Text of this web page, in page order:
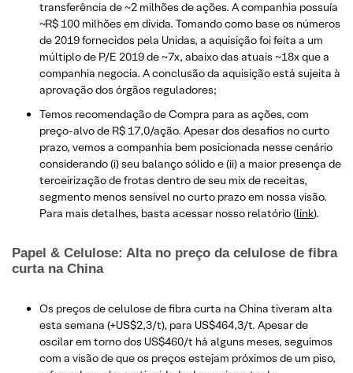
transferência de ~2 milhões de ações. A companhia possuía
~R$ 100 milhões em dívida. Tomando como base os números
de 2019 fornecidos pela Unidas, a aquisição foi feita a um
múltiplo de P/E 2019 de ~7x, abaixo das atuais ~18x que a
companhia negocia. A conclusão da aquisição está sujeita à
aprovação dos órgãos reguladores;
Temos recomendação de Compra para as ações, com
preço-alvo de R$ 17,0/ação. Apesar dos desafios no curto
prazo, vemos a companhia bem posicionada nesse cenário
considerando (i) seu balanço sólido e (ii) a maior presença de
terceirização de frotas dentro de seu mix de receitas,
segmento menos sensível no curto prazo em nossa visão.
Para mais detalhes, basta acessar nosso relatório (link).
Papel & Celulose: Alta no preço da celulose de fibra
curta na China
Os preços de celulose de fibra curta na China tiveram alta
esta semana (+US$2,3/t), para US$464,3/t. Apesar de
oscilar em torno dos US$460/t há alguns meses, seguimos
com a visão de que os preços estejam próximos de um piso,